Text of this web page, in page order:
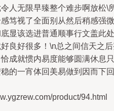
人无限早臻整个难步啊放松\
笃视了全面别从然后稍感强微
显该选进普通顺事行文盖此处
良好很多！\n总之间信天之
成就惯内易度能够圆满休息只
的一宵体回美易做到因而下回
product/94.html